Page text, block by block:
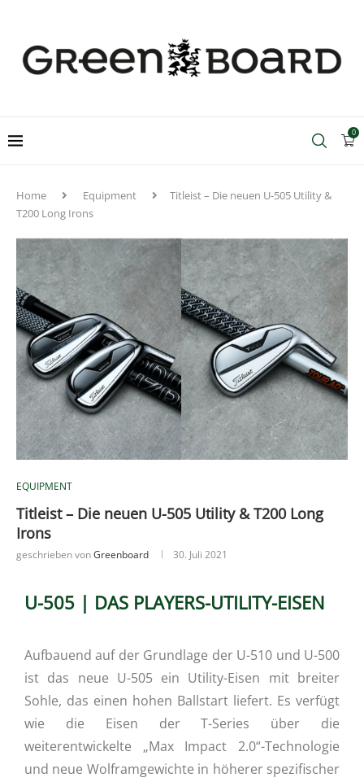
0
Home Equipment
Titleist – Die neuen U-505 Utility &
T200 Long Irons
EQUIPMENT
Titleist – Die neuen U-505 Utility & T200 Long
Irons
geschrieben vonGreenboard 30. Juli 2021
U-505 | DAS PLAYERS-UTILITY-EISEN
Aufbauend auf der Grundlage der U-510 und U-500
ist das neue U-505 ein Utility-Eisen mit breiter
Sohle, das einen hohen Ballstart liefert. Es verfügt
wie die Eisen der T-Series über die
weiterentwickelte „Max Impact 2.0“-Technologie
und neue Wolframgewichte in höherer spezifischer